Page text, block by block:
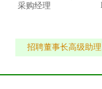
采购经理
招聘董事长高级助